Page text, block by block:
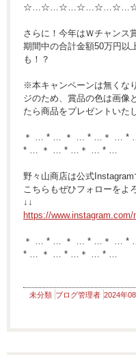
さらに！今年はＷチャンス
期間中の合計金額50万円以
も！？
※本キャンペーンは無くな
ジのため、賞品の色は画像
たら商品をプレゼントいた
＊ … * … ＊ … * …＊ … *
* … ＊ … * …＊ … * …
野々山商店は公式Instagram
こちらもぜひフォローをよ
↓↓
https://www.instagram.com/
＊ … * … ＊ … * …＊ … *
* … ＊ … * …＊ … * …
未分類 ブログ管理者 2024年